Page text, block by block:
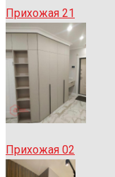
Прихожая 21
Прихожая 02